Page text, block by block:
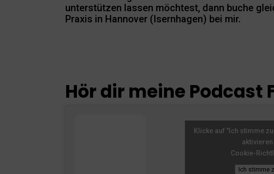
unterstützen lassen möchtest, dann buche
Praxis in Hannover (Isernhagen) bei mir.
Hör dir meine Podcast
Klicke auf "Ich stimme
aktivieren
Cookie-
Ich stimme